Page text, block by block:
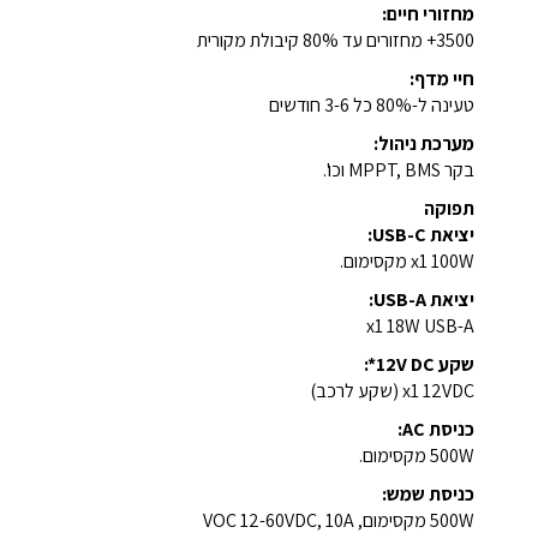
מחזורי חיים:
3500+ מחזורים עד 80% קיבולת מקורית
חיי מדף:
טעינה ל-80% כל 3-6 חודשים
מערכת ניהול:
בקר MPPT, BMS וכו'.
תפוקה
יציאת USB-C:
x1 100W מקסימום.
יציאת USB-A:
x1 18W USB-A
שקע 12V DC*:
x1 12VDC (שקע לרכב)
כניסת AC:
500W מקסימום.
כניסת שמש:
500W מקסימום, VOC 12-60VDC, 10A